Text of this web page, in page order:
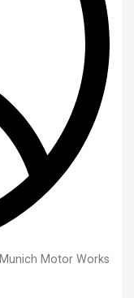
Munich Motor Works